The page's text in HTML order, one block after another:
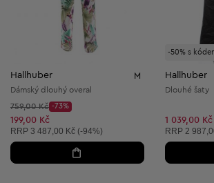
Hallhuber M
Dámský dlouhý overal
Původní cena:
759,00 Kč
Discount Price:
-73%
Snížená cena:
199,00 Kč
Doporučená cena:
RRP 3 487,00 Kč (-94%)
-50% s
Hallhuber
Dlouhé šaty
1 039,00 Kč
Doporučená
RRP 2